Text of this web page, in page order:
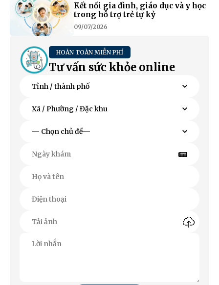
Kết nối gia đình, giáo dục và y học
trong hỗ trợ trẻ tự kỷ
09/07/2026
HOÀN TOÀN MIỄN PHÍ
Tư vấn sức khỏe online